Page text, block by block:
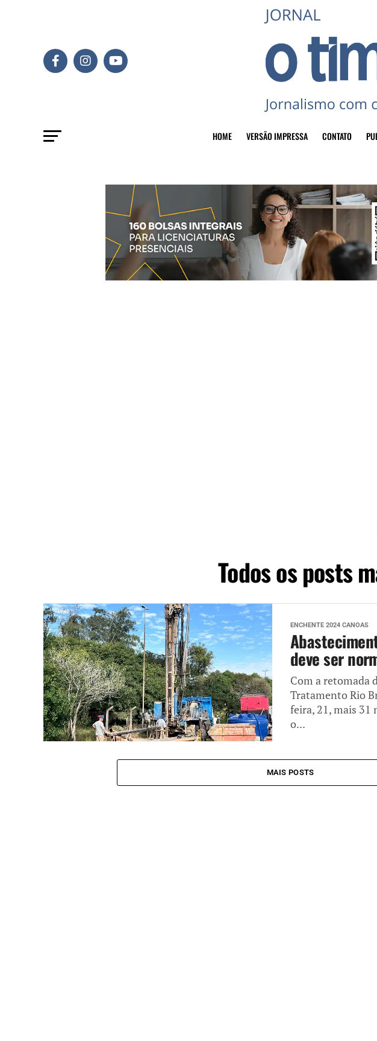
HOME VERSÃO IMPRESSA CONTATO
Todos os posts
ENCHENTE 2024 CANOAS
deve ser
Com a retomada
Tratamento Rio
feira, 21, mais 31
o...
MAIS POSTS